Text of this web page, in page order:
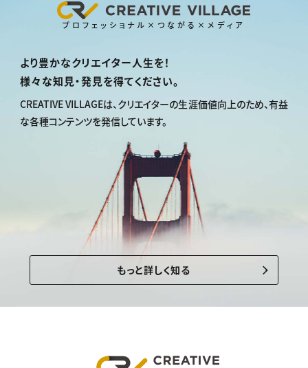
プロフェッショナル×つながる×メディア
より豊かなクリエイター人生を！
様々な知見・発見を得てください。
CREATIVE VILLAGEは、 クリエイターの生涯価値向上のため、有益
な各種コンテンツを発信しています。
もっと詳しく知る